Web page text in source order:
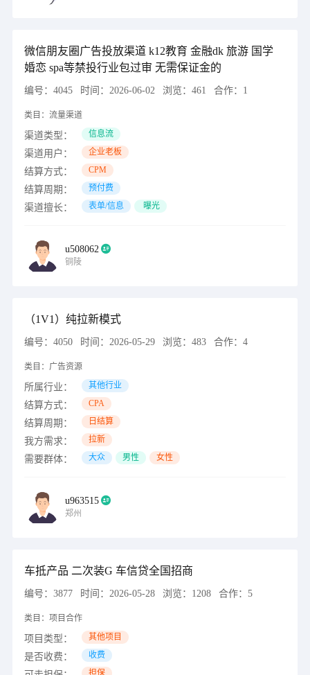
微信朋友圈广告投放渠道 k12教育 金融dk 旅游 国学
婚恋 spa等禁投行业包过审 无需保证金的
编号： 4045 时间： 2026-06-02 浏览： 461 合作： 1
类目： 流量渠道
渠道类型： 信息流
渠道用户： 企业老板
结算方式： CPM
结算周期： 预付费
渠道擅长： 表单/信息 曝光
u508062
铜陵
（1V1）纯拉新模式
编号： 4050 时间： 2026-05-29 浏览： 483 合作： 4
类目： 广告资源
所属行业： 其他行业
结算方式： CPA
结算周期： 日结算
我方需求： 拉新
需要群体： 大众 男性 女性
u963515
郑州
车抵产品 二次装G 车信贷全国招商
编号： 3877 时间： 2026-05-28 浏览： 1208 合作： 5
类目： 项目合作
项目类型： 其他项目
是否收费： 收费
担保